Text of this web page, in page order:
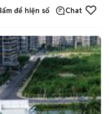
để hiện số Chat